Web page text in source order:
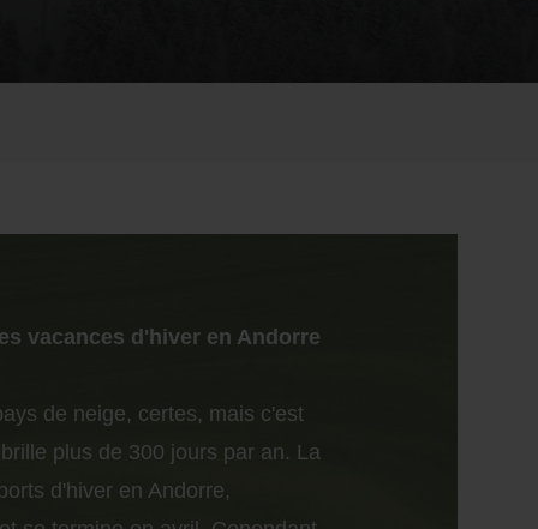
vacances d'hiver en Andorre
de neige, certes, mais c'est
plus de 300 jours par an. La
d'hiver en Andorre,